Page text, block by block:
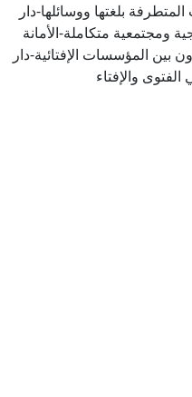
بلغتها ووسائلها-دار
ومجتمعية متكاملة-الأمانة
تضم 111 عضوًا من 108 دول وتعزز التعاون بين المؤسسات الإفتائية-دار
والإفتاء